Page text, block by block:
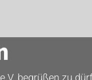
begrüßen zu